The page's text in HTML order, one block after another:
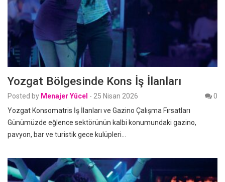
Yozgat Bölgesinde Kons İş İlanları
Posted by Menajer Yücel - 25 Nisan 2026
0
Yozgat Konsomatris İş İlanları ve Gazino Çalışma Fırsatları
Günümüzde eğlence sektörünün kalbi konumundaki gazino,
pavyon, bar ve turistik gece kulüpleri…